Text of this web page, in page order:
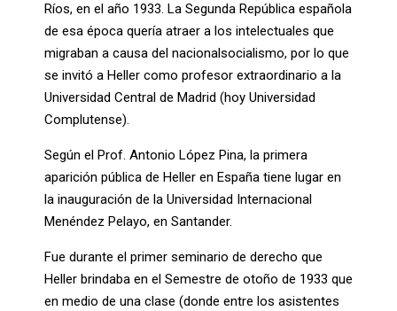
Ríos, en el año 1933. La Segunda República española
de esa época quería atraer a los intelectuales que
migraban a causa del nacionalsocialismo, por lo que
se invitó a Heller como profesor extraordinario a la
Universidad Central de Madrid (hoy Universidad
Complutense).
Según el Prof. Antonio López Pina, la primera
aparición pública de Heller en España tiene lugar en
la inauguración de la Universidad Internacional
Menéndez Pelayo, en Santander.
Fue durante el primer seminario de derecho que
Heller brindaba en el Semestre de otoño de 1933 que
en medio de una clase (donde entre los asistentes